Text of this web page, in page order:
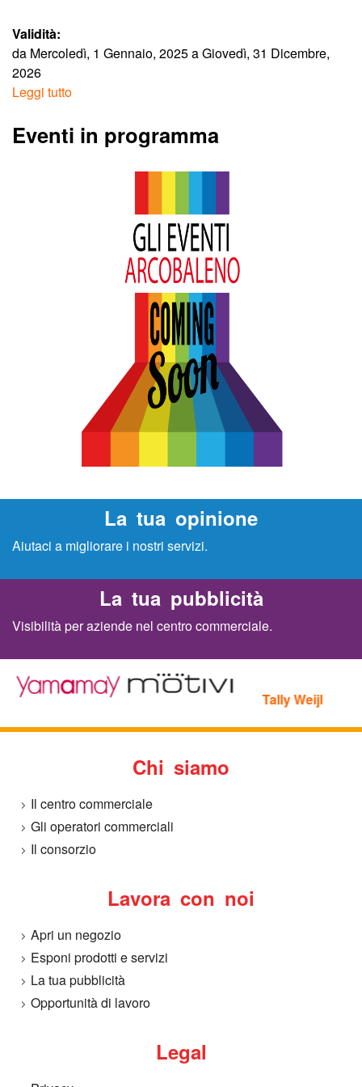
A
r
o
e
l
f
i
Validità:
da Mercoledì, 1 Gennaio, 2025aGiovedì, 31 Dicembre,
2026
Leggi tutto
Eventi in programma
La tua opinione
Aiutaci a migliorare i nostri servizi.
La tua pubblicità
Visibilità per aziende nel centro commerciale.
Tally Weijl
Chi siamo
Il centro commerciale
Gli operatori commerciali
Il consorzio
Lavora con noi
Apri un negozio
Esponi prodotti e servizi
La tua pubblicità
Opportunità di lavoro
Legal